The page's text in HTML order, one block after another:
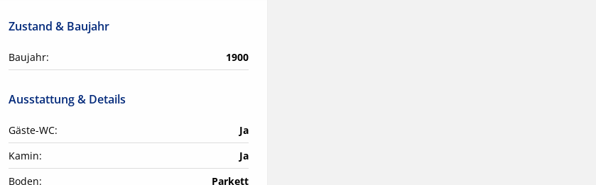
Zustand & Baujahr
Baujahr: 1900
Ausstattung & Details
Gäste-WC:
Ja
Kamin:
Ja
Boden:
Parkett